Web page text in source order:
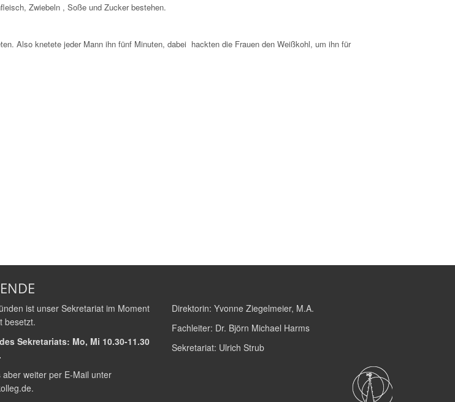
Zwiebeln , Soße und Zucker bestehen.
Also knetete jeder Mann ihn fünf Minuten, dabei hackten die Frauen den Weißkohl, um ihn für
ist unser Sekretariat im Moment
besetzt.
Sekretariats: Mo, Mi 10.30-11.30
weiter per E-Mail unter
.
Direktorin: Yvonne Ziegelmeier, M.A.
Fachleiter: Dr. Björn Michael Harms
Sekretariat: Ulrich Strub